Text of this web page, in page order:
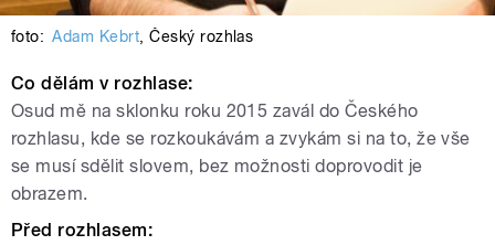
foto: Adam Kebrt,Český rozhlas
Co dělám v rozhlase:
Osud mě na sklonku roku 2015 zavál do Českého
rozhlasu, kde se rozkoukávám a zvykám si na to, že vše
se musí sdělit slovem, bez možnosti doprovodit je
obrazem.
Před rozhlasem: